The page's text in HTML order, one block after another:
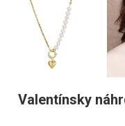
Valentínsky